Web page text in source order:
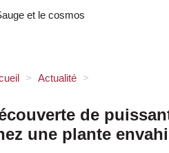
et le cosmos
> Actualité >
de
une plante